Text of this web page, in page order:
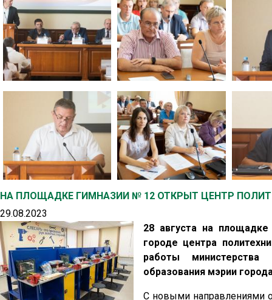
НА ПЛОЩАДКЕ ГИМНАЗИИ № 12 ОТКРЫТ ЦЕНТР
29.08.2023
28 августа на
городе центра
работы министерства
образования мэрии
С новыми направлениями